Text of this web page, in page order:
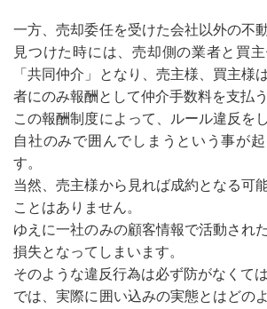
⼀方、売却委任を受けた会社以外の不
見つけた時には、売却側の業者と買
「共同仲介」となり、売主様、買主様
者にのみ報酬として仲介手数料を支払
この報酬制度によって、ルール違反を
自社のみで囲んでしまうという事が
す。
当然、売主様から見れば成約となる可
ことはありません。
ゆえに⼀社のみの顧客情報で活動され
損失となってしまいます。
そのような違反行為は必ず防がなくて
では、実際に囲い込みの実態とはどの